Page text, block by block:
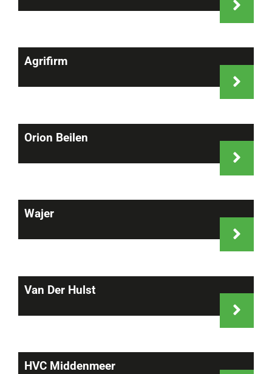
Agrifirm
Orion Beilen
Wajer
Van Der Hulst
HVC Middenmeer